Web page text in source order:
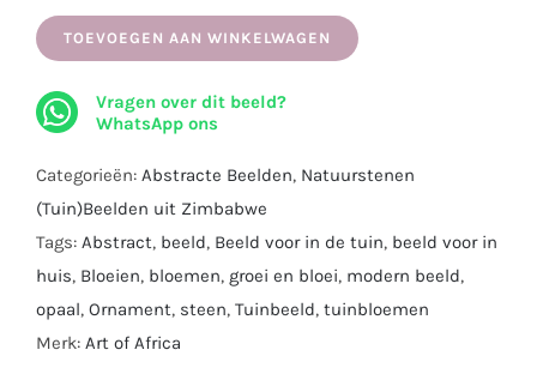
-
gemaakt
opaalsteen
-
48
cm.
aantal
TOEVOEGEN AAN WINKELWAGEN
Vragen over dit beeld?
WhatsApp ons
Categorieën: Abstracte Beelden, Natuurstenen
(Tuin)Beelden uit Zimbabwe
Tags: Abstract, beeld, Beeld voor in de tuin, beeld voor in
huis, Bloeien, bloemen, groei en bloei, modern beeld,
opaal, Ornament, steen, Tuinbeeld, tuinbloemen
Merk: Art of Africa